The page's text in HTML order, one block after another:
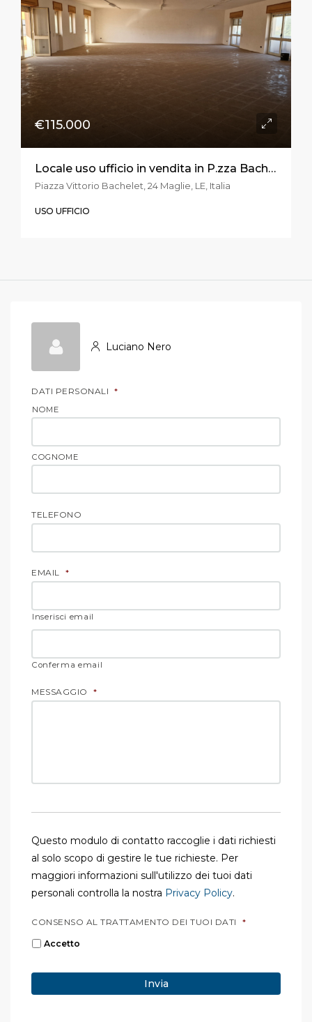
€115.000
Locale uso ufficio in vendita in P.zza Bachelet a Maglie
Piazza Vittorio Bachelet, 24 Maglie, LE, Italia
USO UFFICIO
Luciano Nero
DATI PERSONALI *
NOME
COGNOME
TELEFONO
EMAIL *
Inserisci email
Conferma email
MESSAGGIO *
Questo modulo di contatto raccoglie i dati richiesti
al solo scopo di gestire le tue richieste. Per
maggiori informazioni sull'utilizzo dei tuoi dati
personali controlla la nostra Privacy Policy.
CONSENSO AL TRATTAMENTO DEI TUOI DATI *
Accetto